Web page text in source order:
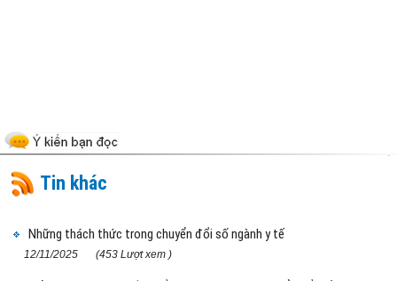
Tin khác
Những thách thức trong chuyển đổi số ngành y tế
12/11/2025 (453 Lượt xem )